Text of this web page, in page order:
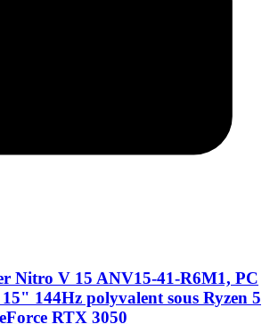
Nitro V 15 ANV15-41-R6M1, PC
144Hz polyvalent sous Ryzen 5
RTX 3050